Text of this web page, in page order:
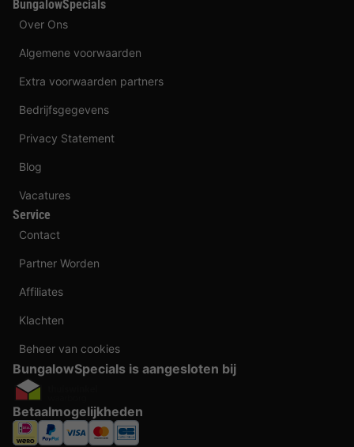
BungalowSpecials
Over Ons
Algemene voorwaarden
Extra voorwaarden partners
Bedrijfsgegevens
Privacy Statement
Blog
Vacatures
Service
Contact
Partner Worden
Affiliates
Klachten
Beheer van cookies
BungalowSpecials is aangesloten bij
Betaalmogelijkheden